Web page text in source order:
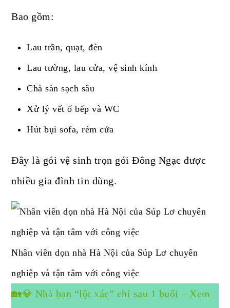
Bao gồm:
Lau trần, quạt, đèn
Lau tường, lau cửa, vệ sinh kính
Chà sàn sạch sâu
Xử lý vết ố bếp và WC
Hút bụi sofa, rèm cửa
Đây là gói vệ sinh trọn gói Đông Ngạc được
nhiều gia đình tin dùng.
Nhân viên dọn nhà Hà Nội của Súp Lơ chuyên
nghiệp và tận tâm với công việc
🏡💎 Nhà bạn “lột xác” chỉ sau 1 buổi – Xem